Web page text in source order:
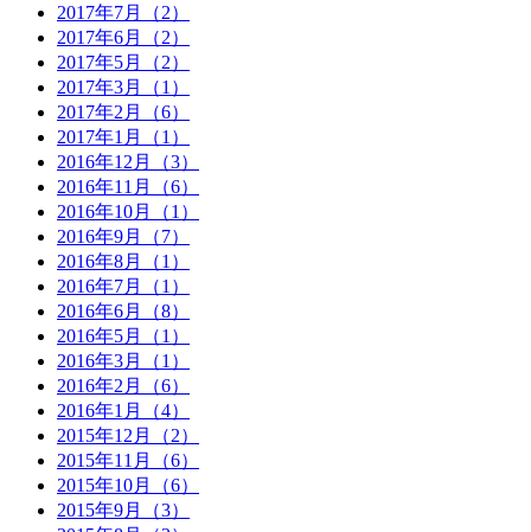
2017年7月（2）
2017年6月（2）
2017年5月（2）
2017年3月（1）
2017年2月（6）
2017年1月（1）
2016年12月（3）
2016年11月（6）
2016年10月（1）
2016年9月（7）
2016年8月（1）
2016年7月（1）
2016年6月（8）
2016年5月（1）
2016年3月（1）
2016年2月（6）
2016年1月（4）
2015年12月（2）
2015年11月（6）
2015年10月（6）
2015年9月（3）